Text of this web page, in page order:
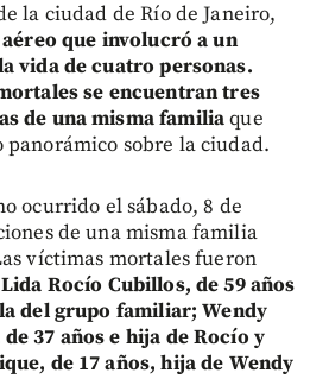
la ciudad de Río de Janeiro,
que involucró a un
vida de cuatro personas.
se encuentran tres
de una misma familiaque
sobre la ciudad.
ocurrido el sábado, 8 de
de una misma familia
víctimas mortales fueron
Lida Rocío Cubillos, de 59 años
del grupo familiar; Wendy
37 años e hija de Rocío y
de 17 años, hija de Wendy